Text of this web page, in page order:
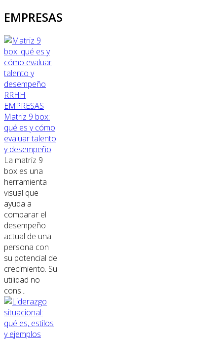
EMPRESAS
RRHH
EMPRESAS
Matriz 9 box:
qué es y cómo
evaluar talento
y desempeño
La matriz 9
box es una
herramienta
visual que
ayuda a
comparar el
desempeño
actual de una
persona con
su potencial de
crecimiento. Su
utilidad no
cons...